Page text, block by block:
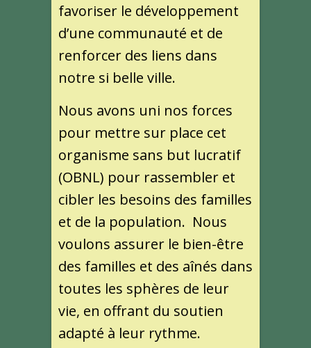
favoriser le développement
d’une communauté et de
renforcer des liens dans
notre si belle ville.
Nous avons uni nos forces
pour mettre sur place cet
organisme sans but lucratif
(OBNL) pour rassembler et
cibler les besoins des familles
et de la population. Nous
voulons assurer le bien-être
des familles et des aînés dans
toutes les sphères de leur
vie, en offrant du soutien
adapté à leur rythme.